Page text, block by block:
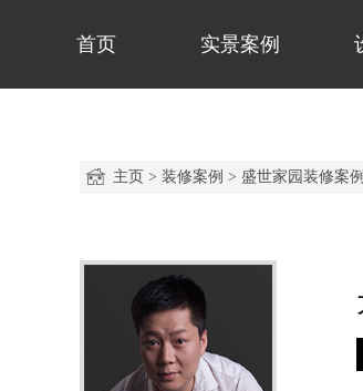
首页 实景案例
主页 > 装修案例 > 盛世家园装修案例